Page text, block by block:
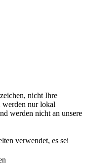
nicht Ihre
werden nur lokal
werden nicht an unsere
verwendet, es sei